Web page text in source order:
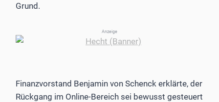
Grund.
Anzeige
Finanzvorstand Benjamin von Schenck erklärte, der
Rückgang im Online-Bereich sei bewusst gesteuert